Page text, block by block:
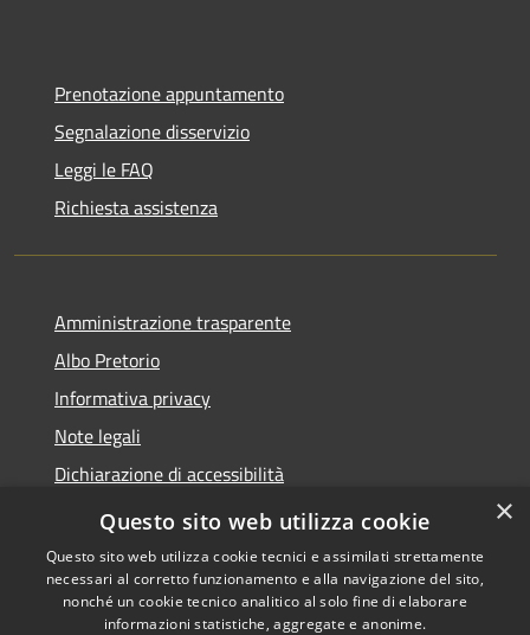
Prenotazione appuntamento
Segnalazione disservizio
Leggi le FAQ
Richiesta assistenza
Amministrazione trasparente
Albo Pretorio
Informativa privacy
Note legali
Dichiarazione di accessibilità
Area riservata dipendenti
×
Questo sito web utilizza cookie
Questo sito web utilizza cookie tecnici e assimilati strettamente
necessari al corretto funzionamento e alla navigazione del sito,
nonché un cookie tecnico analitico al solo fine di elaborare
informazioni statistiche, aggregate e anonime.